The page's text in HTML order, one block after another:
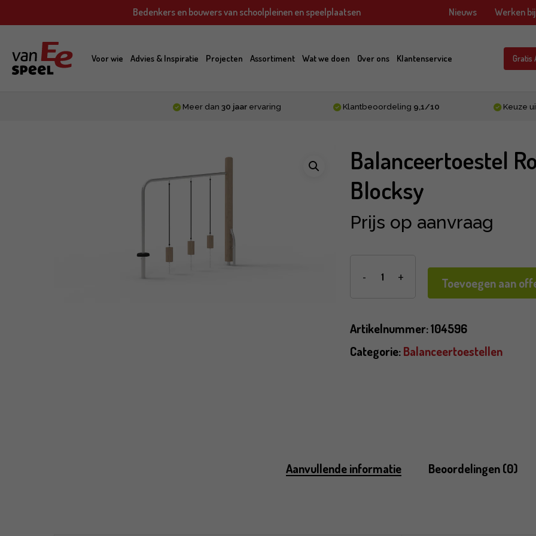
to
content
Bedenkers en bouwers van schoolpleinen en speelplaatsen Nieuws Werken bij
Voor wie Advies & Inspiratie Projecten Assortiment Wat we doen Over ons Klantenservice Gratis
Meer dan 30 jaar ervaring Klantbeoordeling 9,1/10 Keuze
Balanceertoestel
Blocksy
Prijs op aanvraag
Toevoegen aan
Artikelnummer:104596
Categorie:Balanceertoestellen
Aanvullende informatie Beoordelingen (0)